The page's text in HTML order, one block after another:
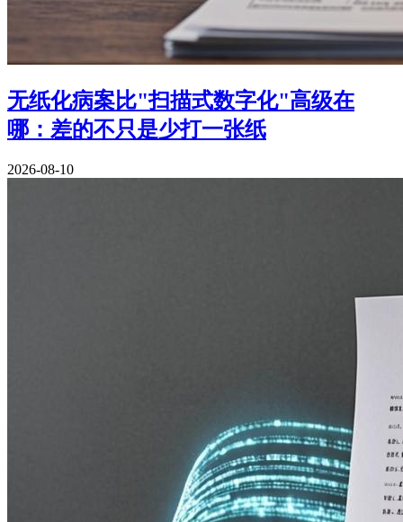
无纸化病案比"扫描式数字化"高级在
哪：差的不只是少打一张纸
2026-08-10